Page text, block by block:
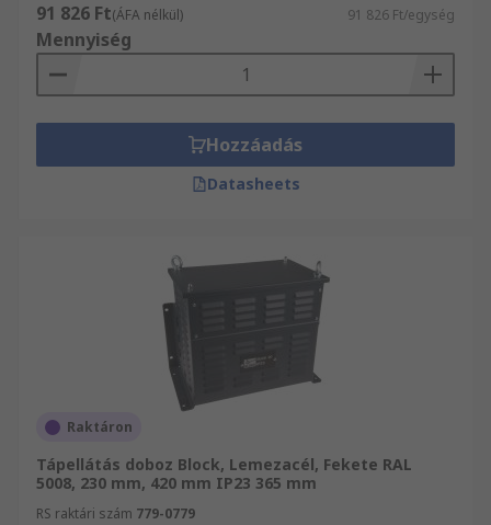
91 826 Ft(ÁFA nélkül) 91 826 Ft/egység
Mennyiség
Hozzáadás
Datasheets
Raktáron
Tápellátás doboz Block, Lemezacél, Fekete RAL
5008, 230 mm, 420 mm IP23 365 mm
RS raktári szám 779-0779